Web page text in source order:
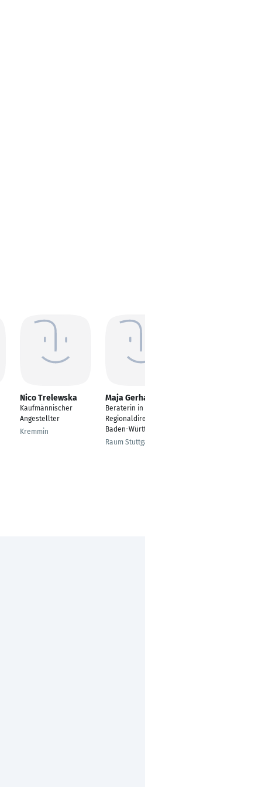
Nico Trelewska
Kaufmännischer
Angestellter
Kremmin
Maja Gerharz
Beraterin in der
Regionaldirektion
Baden-Württemberg
Raum Stuttgart